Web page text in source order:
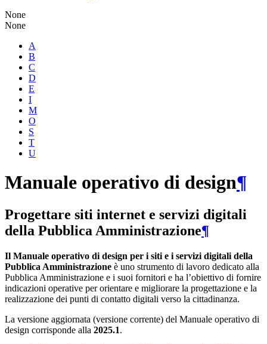
None
None
A
B
C
D
E
I
M
O
S
T
U
Manuale operativo di design¶
Progettare siti internet e servizi digitali
della Pubblica Amministrazione¶
Il Manuale operativo di design per i siti e i servizi digitali della
Pubblica Amministrazione è uno strumento di lavoro dedicato alla
Pubblica Amministrazione e i suoi fornitori e ha l’obiettivo di fornire
indicazioni operative per orientare e migliorare la progettazione e la
realizzazione dei punti di contatto digitali verso la cittadinanza.
La versione aggiornata (versione corrente) del Manuale operativo di
design corrisponde alla 2025.1.